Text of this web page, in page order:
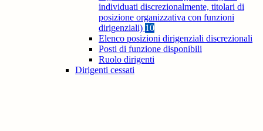
individuati discrezionalmente, titolari di
posizione organizzativa con funzioni
dirigenziali) 10
Elenco posizioni dirigenziali discrezionali
Posti di funzione disponibili
Ruolo dirigenti
Dirigenti cessati